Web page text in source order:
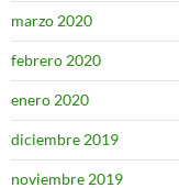
marzo 2020
febrero 2020
enero 2020
diciembre 2019
noviembre 2019